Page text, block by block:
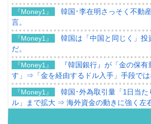
『Money1』
韓国･李在明さっそく不動
言。
『Money1』
韓国は「中国と同じく」投
だ。
『Money1』
『韓国銀行』が「金の保有
す」⇒「金を経由するドル入手」手段では
『Money1』
韓国･外為取引量「1日当た
ル」まで拡大 ⇒ 海外資金の動きに強く左